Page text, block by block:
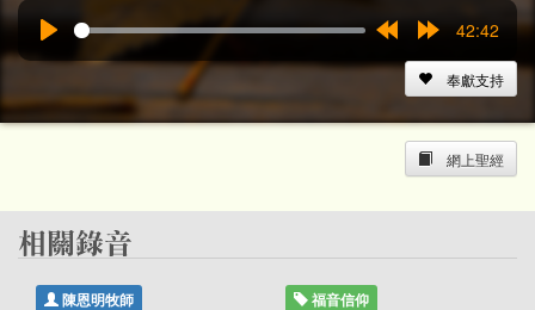
15s
42:42
奉獻支持
網上聖經
陳恩明牧師 福音信仰